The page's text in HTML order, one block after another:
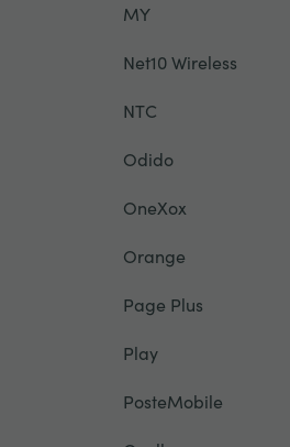
MY
Net10 Wireless
NTC
Odido
OneXox
Orange
Page Plus
Play
PosteMobile